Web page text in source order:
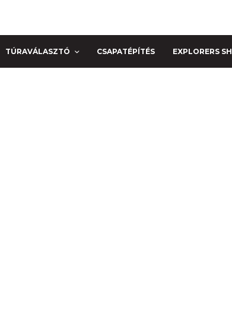
TÚRAVÁLASZTÓ CSAPATÉPÍTÉS EXPLORERS